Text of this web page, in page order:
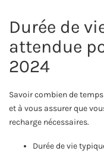
Durée de
attendue
2024
Savoir combien de
et à vous assurer que
recharge nécessaires.
Durée de vie